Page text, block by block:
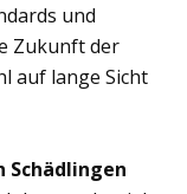
und
Zukunft der
auf lange Sicht
Schädlingen